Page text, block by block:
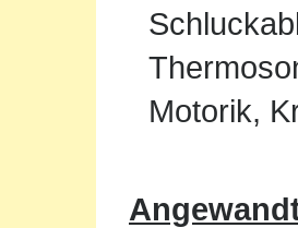
Motorik,